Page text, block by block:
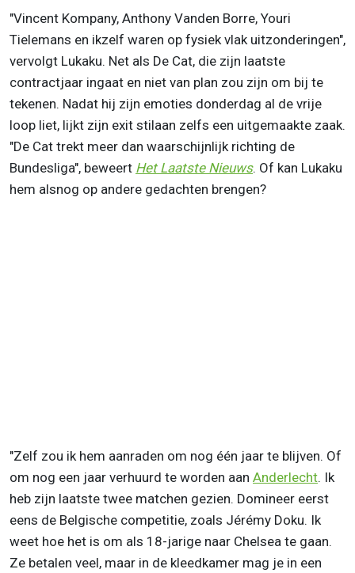
"Vincent Kompany, Anthony Vanden Borre, Youri
Tielemans en ikzelf waren op fysiek vlak uitzonderingen",
vervolgt Lukaku. Net als De Cat, die zijn laatste
contractjaar ingaat en niet van plan zou zijn om bij te
tekenen. Nadat hij zijn emoties donderdag al de vrije
loop liet, lijkt zijn exit stilaan zelfs een uitgemaakte zaak.
"De Cat trekt meer dan waarschijnlijk richting de
Bundesliga", beweert Het Laatste Nieuws. Of kan Lukaku
hem alsnog op andere gedachten brengen?
"Zelf zou ik hem aanraden om nog één jaar te blijven. Of
om nog een jaar verhuurd te worden aan Anderlecht. Ik
heb zijn laatste twee matchen gezien. Domineer eerst
eens de Belgische competitie, zoals Jérémy Doku. Ik
weet hoe het is om als 18-jarige naar Chelsea te gaan.
Ze betalen veel, maar in de kleedkamer mag je in een